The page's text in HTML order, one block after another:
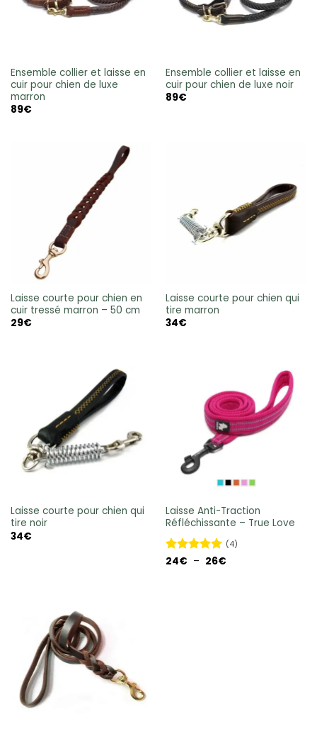
Ensemble collier et laisse en
cuir pour chien de luxe
marron
89€
Ensemble collier et laisse en
cuir pour chien de luxe noir
89€
Laisse courte pour chien en
cuir tressé marron – 50 cm
29€
Laisse courte pour chien qui
tire marron
34€
Laisse courte pour chien qui
tire noir
34€
Laisse Anti-Traction
Réfléchissante – True Love
Note 5sur
(4)
24€ – 26€Plage